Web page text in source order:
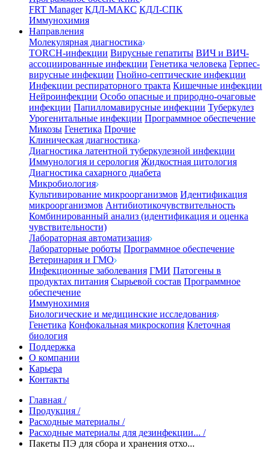
FRT Manager КДЛ-МАКС КДЛ-СПК
Иммунохимия
Направления
Молекулярная диагностика
TORCH-инфекции Вирусные гепатиты ВИЧ и ВИЧ-
ассоциированные инфекции Генетика человека Герпес-
вирусные инфекции Гнойно-септические инфекции
Инфекции респираторного тракта Кишечные инфекции
Нейроинфекции Особо опасные и природно-очаговые
инфекции Папилломавирусные инфекции Туберкулез
Урогенитальные инфекции Программное обеспечение
Микозы Генетика Прочие
Клиническая диагностика
Диагностика латентной туберкулезной инфекции
Иммунология и серология Жидкостная цитология
Диагностика сахарного диабета
Микробиология
Культивирование микроорганизмов Идентификация
микроорганизмов Антибиотикочувствительность
Комбинированный анализ (идентификация и оценка
чувствительности)
Лабораторная автоматизация
Лабораторные роботы Программное обеспечение
Ветеринария и ГМО
Инфекционные заболевания ГМИ Патогены в
продуктах питания Сырьевой состав Программное
обеспечение
Иммунохимия
Биологические и медицинские исследования
Генетика Конфокальная микроскопия Клеточная
биология
Поддержка
О компании
Карьера
Контакты
Главная /
Продукция /
Расходные материалы /
Расходные материалы для дезинфекции... /
Пакеты ПЭ для сбора и хранения отхо...